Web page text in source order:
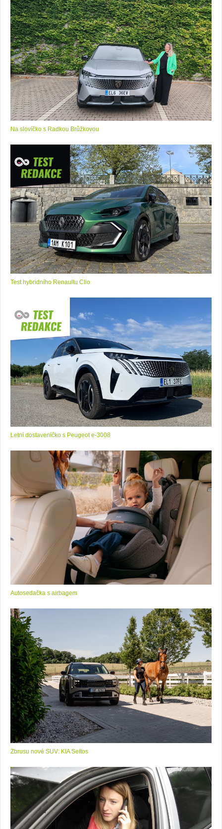
Na slovíčko s Radkou Brůžkovou
Test hybridního Renaultu Clio
Letní dostaveníčko s Peugeot e-3008
Autosedačka s airbagem
Zbrusu nové SUV: KIA Seltos